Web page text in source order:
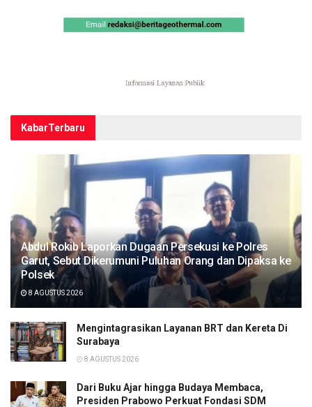
KabarTerbaru
Abdul Rokib Laporkan Dugaan Persekusi ke Polres
Garut, Sebut Dikerumuni Puluhan Orang dan Dipaksa ke
Polsek
8 AGUSTUS 2026
Mengintagrasikan Layanan BRT dan Kereta Di
Surabaya
8 AGUSTUS 2026
Dari Buku Ajar hingga Budaya Membaca,
Presiden Prabowo Perkuat Fondasi SDM